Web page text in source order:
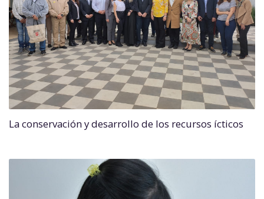
La conservación y desarrollo de los recursos ícticos